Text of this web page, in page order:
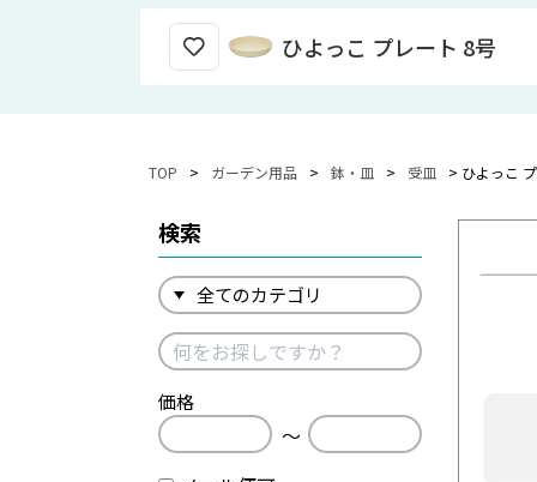
ひよっこ プレート 8号
TOP ガーデン用品 鉢・皿 受皿 ひよっこ
検索
価格
〜